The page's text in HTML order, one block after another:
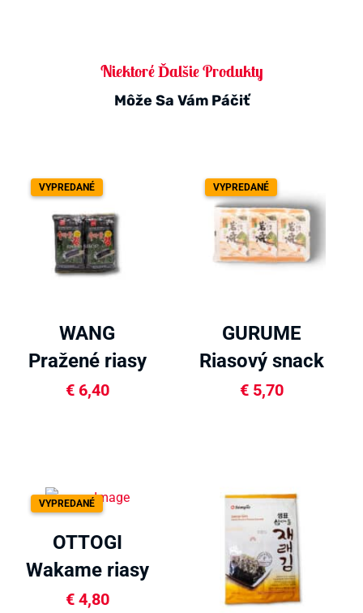
Niektoré Ďalšie Produkty
Môže Sa Vám Páčiť
VYPREDANÉ
WANG
Pražené riasy
snack 18.4g
€6,40
VYPREDANÉ
GURUME
Riasový snack
s čili balenie
€5,70
VYPREDANÉ
OTTOGI
Wakame riasy
50g
€4,80